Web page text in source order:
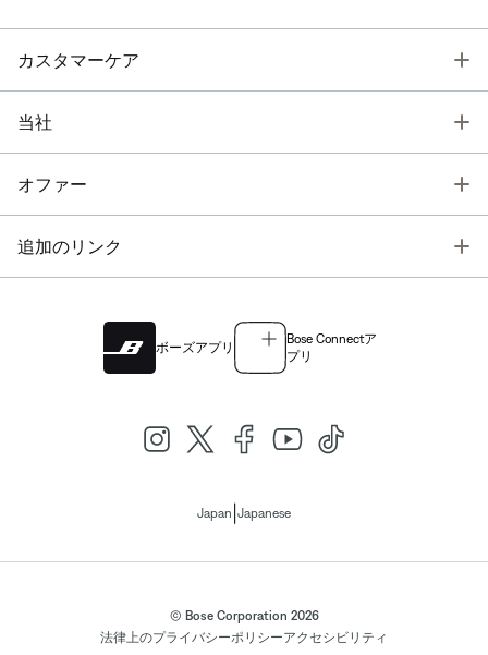
カスタマーケア
当社
オファー
追加のリンク
ボーズアプリ
Bose Connectア
プリ
Japan Japanese
© Bose Corporation 2026
法律上のプライバシーポリシーアクセシビリティ